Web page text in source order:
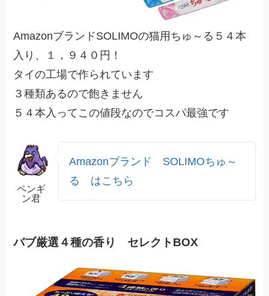
AmazonブランドSOLIMOの猫用ちゅ～る５４本
入り、１，９４０円！
タイの工場で作られています
３種類あるので飽きません
５４本入ってこの値段なのでコスパ最強です
ペンギ
ン君
Amazonブランド SOLIMOちゅ～
る はこちら
バブ厳選４種の香り セレクトBOX